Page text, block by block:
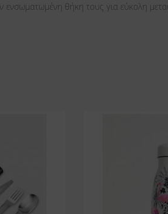
ενσωματωμένη θήκη τους για εύκολη